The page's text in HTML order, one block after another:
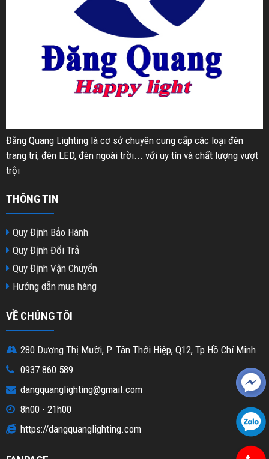
Đăng Quang Lighting là cơ sở chuyên cung cấp các loại đèn
trang trí, đèn LED, đèn ngoài trời... với uy tín và chất lượng vượt
trội
THÔNG TIN
Quy Định Bảo Hành
Quy Định Đổi Trả
Quy Định Vận Chuyển
Hướng dẫn mua hàng
VỀ CHÚNG TÔI
280 Dương Thị Mười, P. Tân Thới Hiệp, Q12, Tp Hồ Chí Minh
0937 860 589
dangquanglighting@gmail.com
8h00 - 21h00
https://dangquanglighting.com